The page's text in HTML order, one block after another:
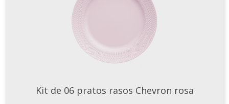
Kit de 06 pratos rasos Chevron rosa